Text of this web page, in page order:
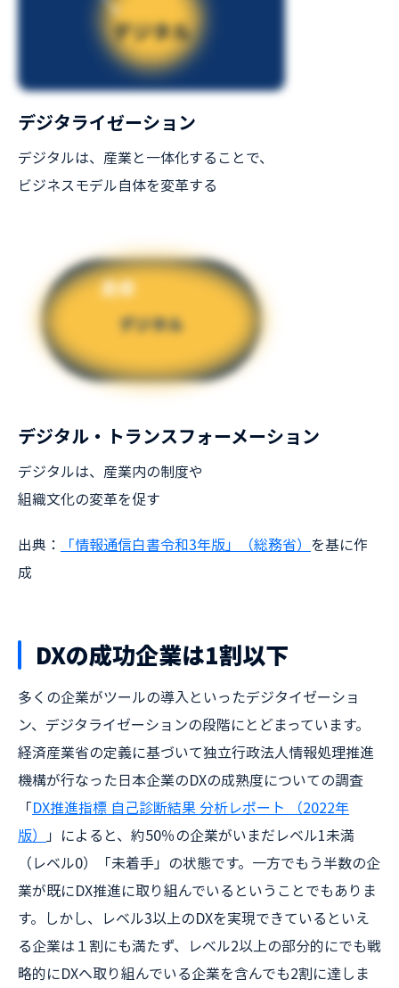
デジタライゼーション
デジタルは、産業と一体化することで、
ビジネスモデル自体を変革する
デジタル・トランスフォーメーション
デジタルは、産業内の制度や
組織文化の変革を促す
出典： 「情報通信白書令和3年版」（総務省） を基に作
成
DXの成功企業は1割以下
多くの企業がツールの導入といったデジタイゼーショ
ン、デジタライゼーションの段階にとどまっています。
経済産業省の定義に基づいて独立行政法人情報処理推進
機構が行なった日本企業のDXの成熟度についての調査
「DX推進指標 自己診断結果 分析レポート （2022年
版） 」によると、約50％の企業がいまだレベル1未満
（レベル0）「未着手」の状態です。一方でもう半数の企
業が既にDX推進に取り組んでいるということでもありま
す。しかし、レベル3以上のDXを実現できているといえ
る企業は１割にも満たず、レべル2以上の部分的にでも戦
略的にDXへ取り組んでいる企業を含んでも2割に達しま